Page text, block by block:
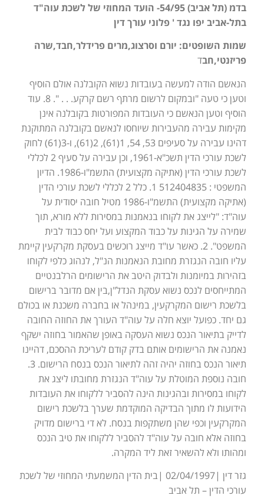
בדמ (תל אביב) 54/95- הועד המחוזי של לשכת עוה"ד
בתל-אביב יפו נגד ' פלוני עורך דין
שמות השופטים: יורם וסרצוג,מרים פרידלר,חבד,שרה
פריזנטי,חבד
הנאשם הודה למעשה בעובדות נשוא הקובלנה אולם הוסיף
וטען כי טעה "ובמקום לרשום מרתף רשם קרקע. . . ". 8. עוד
הוסיף וטען הנאשם כי העובדות המפורטות בקובלנה אינן
מקימות עבירה מהעבירות שיוחסו לנאשם בקובלנה המתוקנת
דהינו עבירה על סעיפים 53, 54, 1(61), 2(61), ו-3(61) לחוק
לשכת עורכי הדין תשכ"א-1961, וכן עבירה על סעיף 2 לכללי
לשכת עורכי הדין (אתיקה מקצועית) התשמ"ו-1986. הדיון
המשפטי : 512404835 1. כלל 2 לכללי לשכת עורכי הדין
(אתיקה מקצועית) התשמ"ו-1986 מטיל חובה יסודית על
עוה"ד: "לייצג את לקוחו בנאמנות במסירות ללא מורא, תוך
שמירה על הגינות על כבוד המקצוע ועל יחס כבוד לבית
המשפט". 2. כאשר עו"ד מייצג רוכשים בעסקת מקרקעין קיימת
עליו חובה הנגזרת מחובת הנאמנות הנ"ל, לנהוג כלפי לקוחו
בזהירות במיומנות ולבדוק היטב את הרישומים הרלבנטיים
המתייחסים לנכס נשוא עסקת הנדל"ן,בין אם מדובר ברישום
בלשכת רישום המקרקעין, במינהל או בחברה משכנת או בכולם
גם יחד. כפועל יוצא חלה על עוה"ד העורך את החוזה החובה
לדייק בתיאור הנכס נשוא העסקה באופן שהאמור בחוזה ישקף
נאמנה את הרישומים אותם בדק קודם לעריכת ההסכם, דהיינו
תיאור הנכס בחוזה יהיה זהה לתיאור הנכס בנסח הרישום. 3.
חובה נוספת המוטלת על עוה"ד הנגזרת מחובתו ליצג את
לקוחו במסירות ובהגינות הינה להסביר ללקוחו את העובדות
הידועות לו מתוך הבדיקה המוקדמת שערך בלשכת רישום
המקרקעין וכפי שהן משתקפות בנסח. לא די ברישום מדויק
בחוזה אלא חובה על עוה"ד להסביר ללקוחו את טיב הנכס
ומהותו ולא להשאיר זאת ליד המקרה.
גזר דין |02/04/1997 |בית הדין המשמעתי המחוזי של לשכת
עורכי הדין – תל אביב